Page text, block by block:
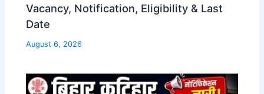
Vacancy, Notification, Eligibility & Last
Date
August 6, 2026